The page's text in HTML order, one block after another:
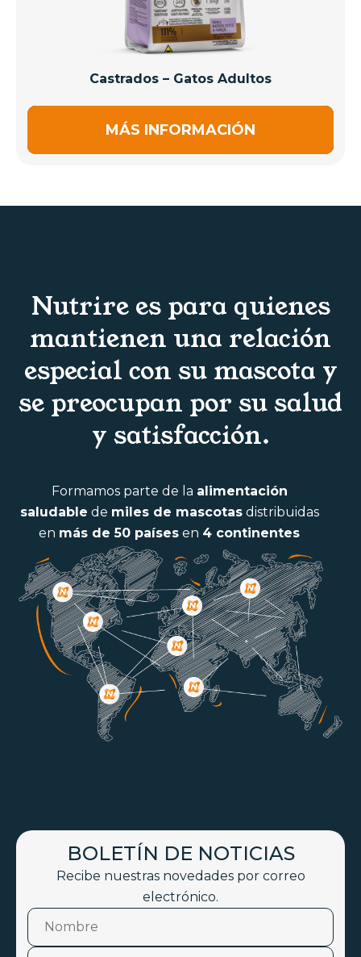
Castrados – Gatos Adultos
MÁS INFORMACIÓN
Nutrire es para quienes
mantienen una relación
especial con su mascota y
se preocupan por su salud
y satisfacción.
Formamos parte de la alimentación
saludable de miles de mascotasdistribuidas
en más de 50 países en 4 continentes
BOLETÍN DE NOTICIAS
Recibe nuestras novedades por correo
electrónico.